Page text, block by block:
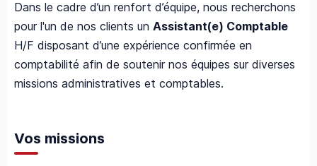
Dans le cadre d’un renfort d’équipe, nous recherchons
pour l'un de nos clients un Assistant(e) Comptable
H/F disposant d’une expérience confirmée en
comptabilité afin de soutenir nos équipes sur diverses
missions administratives et comptables.
Vos missions